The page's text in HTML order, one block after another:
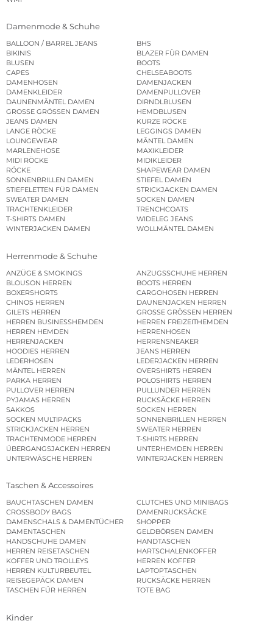
Damenmode & Schuhe
BALLOON / BARREL JEANS
BHS
BIKINIS
BLAZER FÜR DAMEN
BLUSEN
BOOTS
CAPES
CHELSEABOOTS
DAMENHOSEN
DAMENJACKEN
DAMENKLEIDER
DAMENPULLOVER
DAUNENMÄNTEL DAMEN
DIRNDLBLUSEN
GROSSE GRÖSSEN DAMEN
HEMDBLUSEN
JEANS DAMEN
KURZE RÖCKE
LANGE RÖCKE
LEGGINGS DAMEN
LOUNGEWEAR
MÄNTEL DAMEN
MARLENEHOSE
MAXIKLEIDER
MIDI RÖCKE
MIDIKLEIDER
RÖCKE
SHAPEWEAR DAMEN
SONNENBRILLEN DAMEN
STIEFEL DAMEN
STIEFELETTEN FÜR DAMEN
STRICKJACKEN DAMEN
SWEATER DAMEN
SOCKEN DAMEN
TRACHTENKLEIDER
TRENCHCOATS
T-SHIRTS DAMEN
WIDELEG JEANS
WINTERJACKEN DAMEN
WOLLMÄNTEL DAMEN
Herrenmode & Schuhe
ANZÜGE & SMOKINGS
ANZUGSSCHUHE HERREN
BLOUSON HERREN
BOOTS HERREN
BOXERSHORTS
CARGOHOSEN HERREN
CHINOS HERREN
DAUNENJACKEN HERREN
GILETS HERREN
GROSSE GRÖSSEN HERREN
HERREN BUSINESSHEMDEN
HERREN FREIZEITHEMDEN
HERREN HEMDEN
HERRENHOSEN
HERRENJACKEN
HERRENSNEAKER
HOODIES HERREN
JEANS HERREN
LEDERHOSEN
LEDERJACKEN HERREN
MÄNTEL HERREN
OVERSHIRTS HERREN
PARKA HERREN
POLOSHIRTS HERREN
PULLOVER HERREN
PULLUNDER HERREN
PYJAMAS HERREN
RUCKSÄCKE HERREN
SAKKOS
SOCKEN HERREN
SOCKEN MULTIPACKS
SONNENBRILLEN HERREN
STRICKJACKEN HERREN
SWEATER HERREN
TRACHTENMODE HERREN
T-SHIRTS HERREN
ÜBERGANGSJACKEN HERREN
UNTERHEMDEN HERREN
UNTERWÄSCHE HERREN
WINTERJACKEN HERREN
Taschen & Accessoires
BAUCHTASCHEN DAMEN
CLUTCHES UND MINIBAGS
CROSSBODY BAGS
DAMENRUCKSÄCKE
DAMENSCHALS & DAMENTÜCHER
SHOPPER
DAMENTASCHEN
GELDBÖRSEN DAMEN
HANDSCHUHE DAMEN
HANDTASCHEN
HERREN REISETASCHEN
HARTSCHALENKOFFER
KOFFER UND TROLLEYS
HERREN KOFFER
HERREN KULTURBEUTEL
LAPTOPTASCHEN
REISEGEPÄCK DAMEN
RUCKSÄCKE HERREN
TASCHEN FÜR HERREN
TOTE BAG
Kinder